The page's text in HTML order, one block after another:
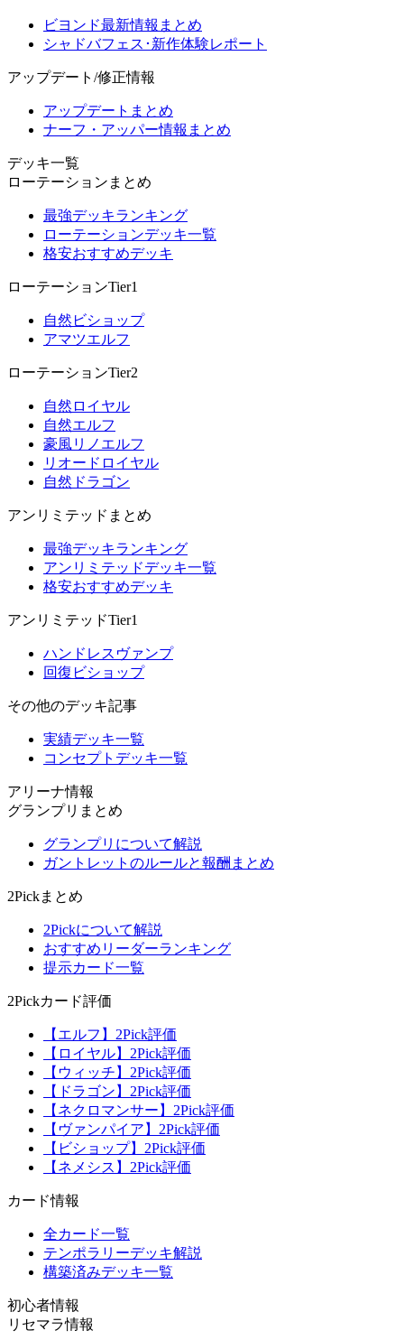
ビヨンド最新情報まとめ
シャドバフェス･新作体験レポート
アップデート/修正情報
アップデートまとめ
ナーフ・アッパー情報まとめ
デッキ一覧
ローテーションまとめ
最強デッキランキング
ローテーションデッキ一覧
格安おすすめデッキ
ローテーションTier1
自然ビショップ
アマツエルフ
ローテーションTier2
自然ロイヤル
自然エルフ
豪風リノエルフ
リオードロイヤル
自然ドラゴン
アンリミテッドまとめ
最強デッキランキング
アンリミテッドデッキ一覧
格安おすすめデッキ
アンリミテッドTier1
ハンドレスヴァンプ
回復ビショップ
その他のデッキ記事
実績デッキ一覧
コンセプトデッキ一覧
アリーナ情報
グランプリまとめ
グランプリについて解説
ガントレットのルールと報酬まとめ
2Pickまとめ
2Pickについて解説
おすすめリーダーランキング
提示カード一覧
2Pickカード評価
【エルフ】2Pick評価
【ロイヤル】2Pick評価
【ウィッチ】2Pick評価
【ドラゴン】2Pick評価
【ネクロマンサー】2Pick評価
【ヴァンパイア】2Pick評価
【ビショップ】2Pick評価
【ネメシス】2Pick評価
カード情報
全カード一覧
テンポラリーデッキ解説
構築済みデッキ一覧
初心者情報
リセマラ情報